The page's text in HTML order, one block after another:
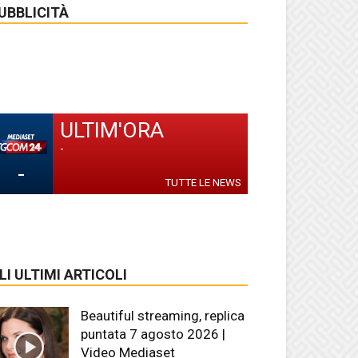
-
ULTIM'ORA
-
TUTTE LE NEWS
ULTIMI ARTICOLI
Beautiful streaming, replica
puntata 7 agosto 2026 |
Video Mediaset